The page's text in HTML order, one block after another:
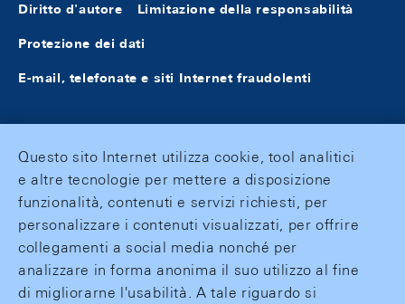
Diritto d'autore Limitazione della responsabilità
Protezione dei dati
E-mail, telefonate e siti Internet fraudolenti
Questo sito Internet utilizza cookie, tool analitici
e altre tecnologie per mettere a disposizione
funzionalità, contenuti e servizi richiesti, per
personalizzare i contenuti visualizzati, per offrire
collegamenti a social media nonché per
analizzare in forma anonima il suo utilizzo al fine
di migliorarne l'usabilità. A tale riguardo si